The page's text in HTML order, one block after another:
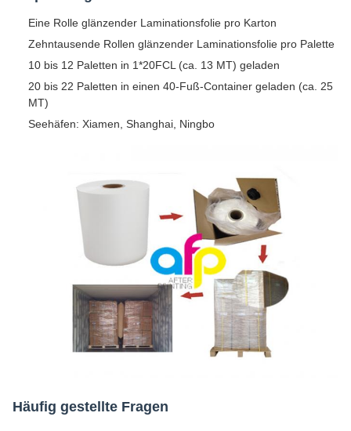
Eine Rolle glänzender Laminationsfolie pro Karton
Zehntausende Rollen glänzender Laminationsfolie pro Palette
10 bis 12 Paletten in 1*20FCL (ca. 13 MT) geladen
20 bis 22 Paletten in einen 40-Fuß-Container geladen (ca. 25
MT)
Seehäfen: Xiamen, Shanghai, Ningbo
Häufig gestellte Fragen